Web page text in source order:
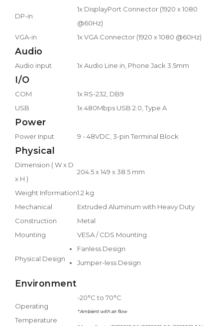
DP-in
1x DisplayPort Connector (1920 x 1080
@60Hz)
VGA-in
1x VGA Connector (1920 x 1080 @60Hz)
Audio
Audio input 1x Audio Line in, Phone Jack 3.5mm
I/O
COM
1x RS-232, DB9
USB
1x 480Mbps USB 2.0, Type A
Power
Power Input 9 - 48VDC, 3-pin Terminal Block
Physical
Dimension ( W x D
x H )
204.5 x 149 x 38.5 mm
Weight Information1.2 kg
Mechanical
Construction
Extruded Aluminum with Heavy Duty
Metal
Mounting
VESA / CDS Mounting
Physical Design
Fanless Design
Jumper-less Design
Environment
Operating
Temperature
-20°C to 70°C
* Ambient with air flow